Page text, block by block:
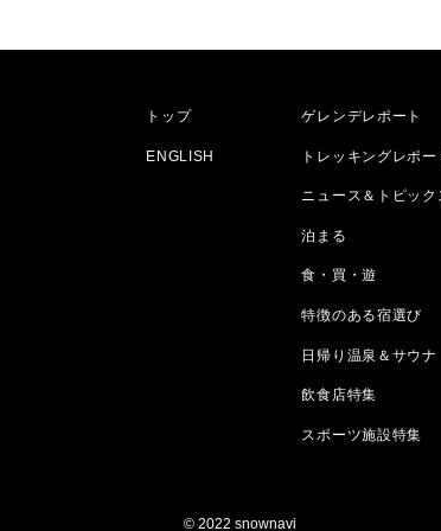
トップ
ENGLISH
ゲレンデレポート
トレッキングレポー
ニュース＆トピック
泊まる
食・買・遊
特徴のある宿選び
日帰り温泉＆サウナ
飲食店特集
スポーツ施設特集
© 2022 snownavi